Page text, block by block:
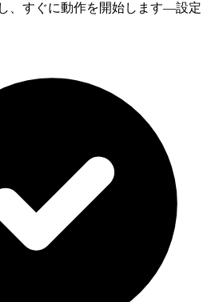
、すぐに動作を開始します—設定